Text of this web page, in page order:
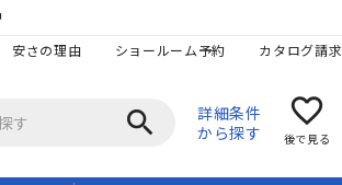
安さの理由 ショールーム予約 カタログ請求
search
詳細条件
から探す
favorite_border
後で見る